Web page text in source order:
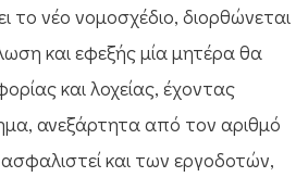
το νέο νομοσχέδιο, διορθώνεται
και εφεξής μία μητέρα θα
και λοχείας, έχοντας
ανεξάρτητα από τον αριθμό
και των εργοδοτών,